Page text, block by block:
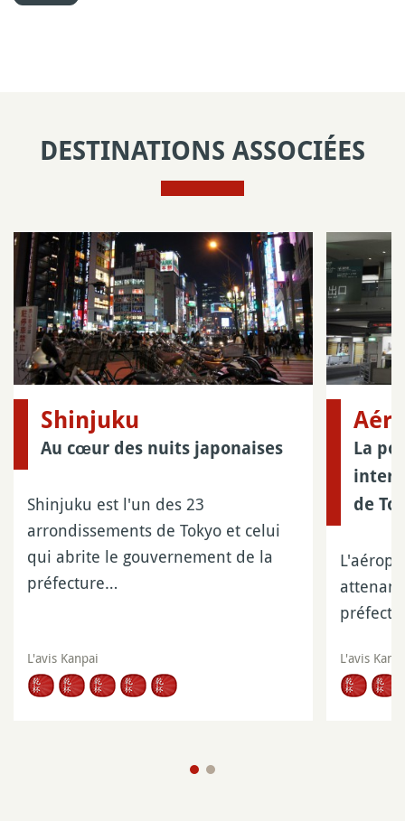
DESTINATIONS ASSOCIÉES
Shinjuku
Au cœur des nuits japonaises
Shinjuku est l'un des 23
arrondissements de Tokyo et celui
qui abrite le gouvernement de la
préfecture…
L'avis Kanpai
La
de
L'avis